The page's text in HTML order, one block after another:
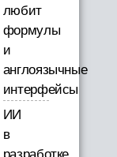
любит
формулы
и
англоязычные
интерфейсы
ИИ
в